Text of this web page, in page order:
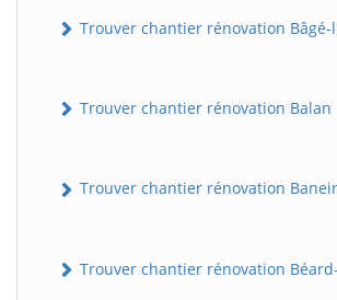
Trouver chantier rénovation Bâgé-
Trouver chantier rénovation Balan
Trouver chantier rénovation
Trouver chantier rénovation